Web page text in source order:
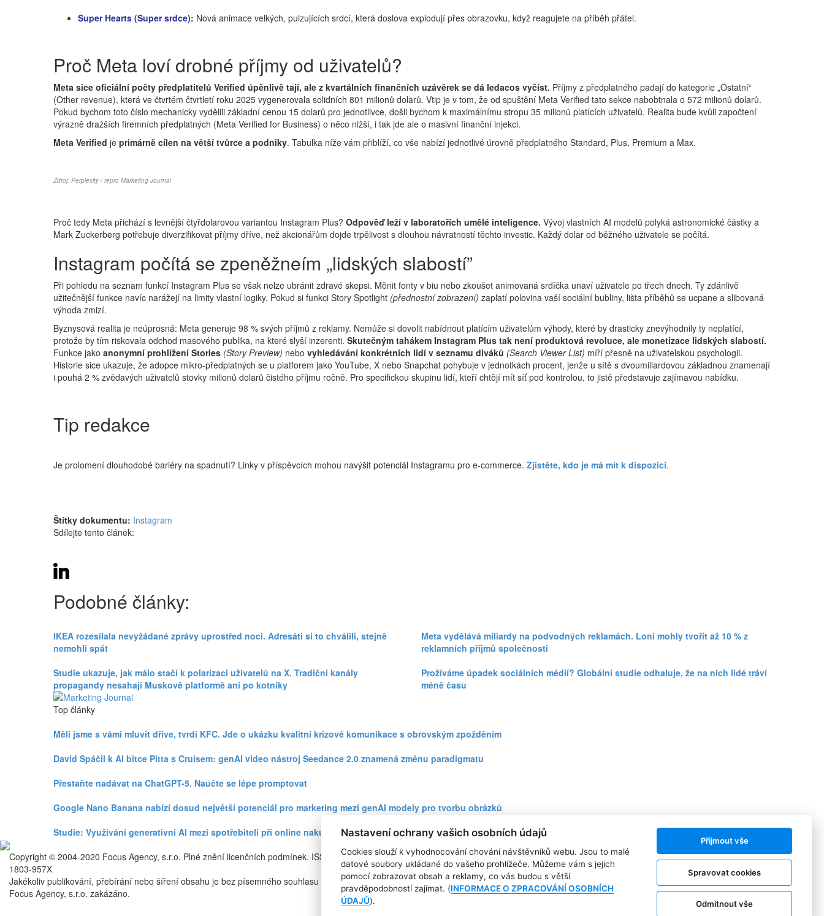
Super Hearts (Super srdce): Nová animace velkých, pulzujících srdcí, která doslova explodují přes obrazovku, když reagujete na příběh přátel.
Proč Meta loví drobné příjmy od uživatelů?
Meta sice oficiální počty předplatitelů Verified úpěnlivě tají, ale z kvartálních finančních uzávěrek se dá ledacos vyčíst. Příjmy z předplatného padají do kategorie „Ostatní“
(Other revenue), která ve čtvrtém čtvrtletí roku 2025 vygenerovala solidních 801 milionů dolarů. Vtip je v tom, že od spuštění Meta Verified tato sekce nabobtnala o 572 milionů dolarů.
Pokud bychom toto číslo mechanicky vydělili základní cenou 15 dolarů pro jednotlivce, došli bychom k maximálnímu stropu 35 milionů platících uživatelů. Realita bude kvůli započtení
výrazně dražších firemních předplatných (Meta Verified for Business) o něco nižší, i tak jde ale o masivní finanční injekci.
Meta Verified je primárně cílen na větší tvůrce a podniky. Tabulka níže vám přiblíží, co vše nabízí jednotlivé úrovně předplatného Standard, Plus, Premium a Max.
Zdroj: Perplexity / repro Marketing Journal
Proč tedy Meta přichází s levnější čtyřdolarovou variantou Instagram Plus? Odpověď leží v laboratořích umělé inteligence. Vývoj vlastních AI modelů polyká astronomické částky a
Mark Zuckerberg potřebuje diverzifikovat příjmy dříve, než akcionářům dojde trpělivost s dlouhou návratností těchto investic. Každý dolar od běžného uživatele se počítá.
Instagram počítá se zpeněžneím „lidských slabostí”
Při pohledu na seznam funkcí Instagram Plus se však nelze ubránit zdravé skepsi. Měnit fonty v biu nebo zkoušet animovaná srdíčka unaví uživatele po třech dnech. Ty zdánlivě
užitečnější funkce navíc narážejí na limity vlastní logiky. Pokud si funkci Story Spotlight (přednostní zobrazení) zaplatí polovina vaší sociální bubliny, lišta příběhů se ucpane a slibovaná
výhoda zmizí.
Byznysová realita je neúprosná: Meta generuje 98 % svých příjmů z reklamy. Nemůže si dovolit nabídnout platícím uživatelům výhody, které by drasticky znevýhodnily ty neplatící,
protože by tím riskovala odchod masového publika, na které slyší inzerenti. Skutečným tahákem Instagram Plus tak není produktová revoluce, ale monetizace lidských slabostí.
Funkce jako anonymní prohlížení Stories (Story Preview) nebo vyhledávání konkrétních lidí v seznamu diváků (Search Viewer List) míří přesně na uživatelskou psychologii.
Historie sice ukazuje, že adopce mikro-předplatných se u platforem jako YouTube, X nebo Snapchat pohybuje v jednotkách procent, jenže u sítě s dvoumiliardovou základnou znamenají
i pouhá 2 % zvědavých uživatelů stovky milionů dolarů čistého příjmu ročně. Pro specifickou skupinu lidí, kteří chtějí mít síť pod kontrolou, to jistě představuje zajímavou nabídku.
Tip redakce
Je prolomení dlouhodobé bariéry na spadnutí? Linky v příspěvcích mohou navýšit potenciál Instagramu pro e-commerce. Zjistěte, kdo je má mít k dispozici.
Štítky dokumentu: Instagram
Sdílejte tento článek:
Podobné články:
IKEA rozesílala nevyžádané zprávy uprostřed noci. Adresáti si to chválili, stejně
nemohli spát
Meta vydělává miliardy na podvodných reklamách. Loni mohly tvořit až 10 % z
reklamních příjmů společnosti
Studie ukazuje, jak málo stačí k polarizaci uživatelů na X. Tradiční kanály
propagandy nesahají Muskově platformě ani po kotníky
Prožíváme úpadek sociálních médií? Globální studie odhaluje, že na nich lidé tráví
méně času
Top články
Měli jsme s vámi mluvit dříve, tvrdí KFC. Jde o ukázku kvalitní krizové komunikace s obrovským zpožděním
David Spáčil k AI bitce Pitta s Cruisem: genAI video nástroj Seedance 2.0 znamená změnu paradigmatu
Přestaňte nadávat na ChatGPT-5. Naučte se lépe promptovat
Google Nano Banana nabízí dosud největší potenciál pro marketing mezi genAI modely pro tvorbu obrázků
Studie: Využívání generativní AI mezi spotřebiteli při online nakupování prudce roste
Copyright © 2004-2020 Focus Agency, s.r.o. Plné znění licenčních podmínek. ISSN
1803-957X
Jakékoliv publikování, přebírání nebo šíření obsahu je bez písemného souhlasu
Focus Agency, s.r.o. zakázáno.
RSS 1
Štítky
Zpracování osobních údajů
Pro inzerenty
Sledujte nás:
Nastavení ochrany vašich osobních údajů
Cookies slouží k vyhodnocování chování návštěvníků webu. Jsou to malé
datové soubory ukládané do vašeho prohlížeče. Můžeme vám s jejich
pomocí zobrazovat obsah a reklamy, co vás budou s větší
pravděpodobností zajímat. (INFORMACE O ZPRACOVÁNÍ OSOBNÍCH
ÚDAJŮ).
Přijmout vše
Spravovat cookies
Odmítnout vše